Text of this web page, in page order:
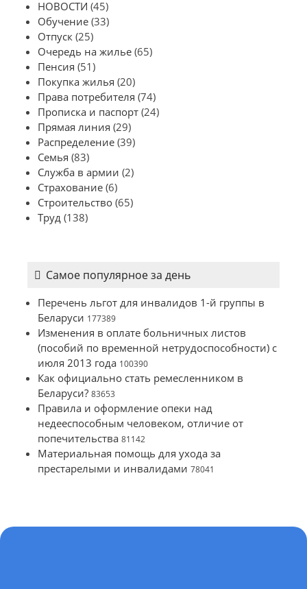
НОВОСТИ (45)
Обучение (33)
Отпуск (25)
Очередь на жилье (65)
Пенсия (51)
Покупка жилья (20)
Права потребителя (74)
Прописка и паспорт (24)
Прямая линия (29)
Распределение (39)
Семья (83)
Служба в армии (2)
Страхование (6)
Строительство (65)
Труд (138)
Самое популярное за день
Перечень льгот для инвалидов 1-й группы в
Беларуси 177389
Изменения в оплате больничных листов
(пособий по временной нетрудоспособности) с
июля 2013 года 100390
Как официально стать ремесленником в
Беларуси? 83653
Правила и оформление опеки над
недееспособным человеком, отличие от
попечительства 81142
Материальная помощь для ухода за
престарелыми и инвалидами 78041